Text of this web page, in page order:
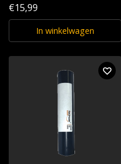
€15,99
In winkelwagen